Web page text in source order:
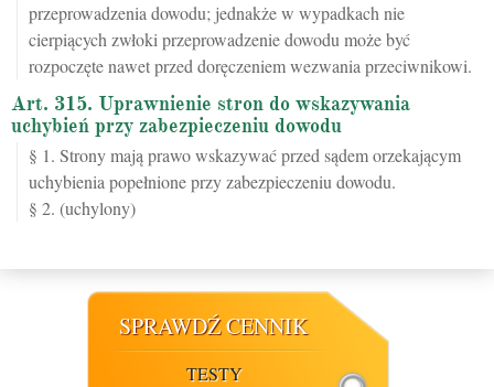
przeprowadzenia dowodu; jednakże w wypadkach nie
cierpiących zwłoki przeprowadzenie dowodu może być
rozpoczęte nawet przed doręczeniem wezwania przeciwnikowi.
Art. 315. Uprawnienie stron do wskazywania
uchybień przy zabezpieczeniu dowodu
§ 1. Strony mają prawo wskazywać przed sądem orzekającym
uchybienia popełnione przy zabezpieczeniu dowodu.
§ 2. (uchylony)
SPRAWDŹ CENNIK
TESTY